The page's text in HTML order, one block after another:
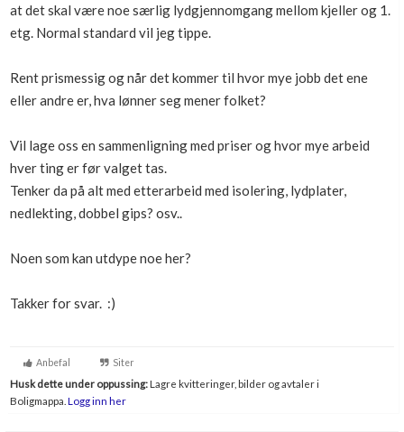
Boligmappa+
at det skal være noe særlig lydgjennomgang mellom kjeller og 1.
etg. Normal standard vil jeg tippe.
Rent prismessig og når det kommer til hvor mye jobb det ene
eller andre er, hva lønner seg mener folket?
Vil lage oss en sammenligning med priser og hvor mye arbeid
hver ting er før valget tas.
Tenker da på alt med etterarbeid med isolering, lydplater,
nedlekting, dobbel gips? osv..
Noen som kan utdype noe her?
Takker for svar. :)
Anbefal Siter
Husk dette under oppussing:Lagre kvitteringer, bilder og avtaler i
Boligmappa. Logg inn her